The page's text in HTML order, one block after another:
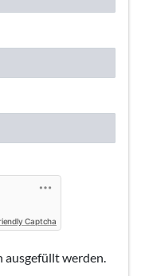
Captcha
ausgefüllt werden.